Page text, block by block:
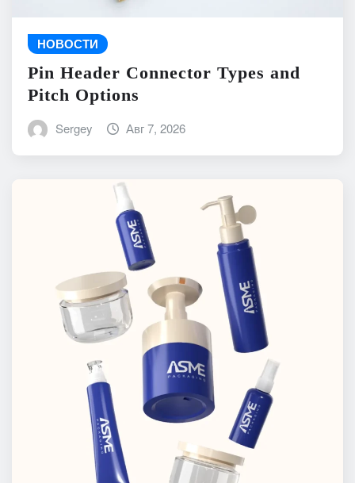
НОВОСТИ
Pin Header Connector Types and
Pitch Options
Sergey Авг 7, 2026